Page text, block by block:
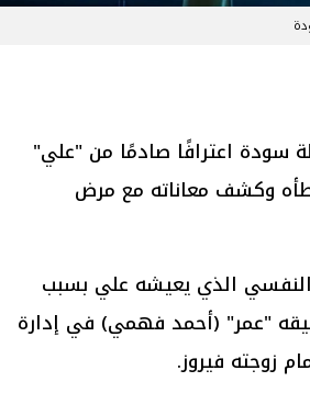
اعترافًا صادمًا من "علي"
وكشف معاناته مع مرض
الذي يعيشه علي بسبب
"عمر" (أحمد فهمي) في إدارة
زوجته فيروز.